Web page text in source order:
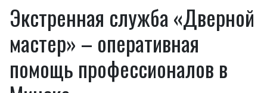
Экстренная служба «Дверной
мастер» – оперативная
помощь профессионалов в